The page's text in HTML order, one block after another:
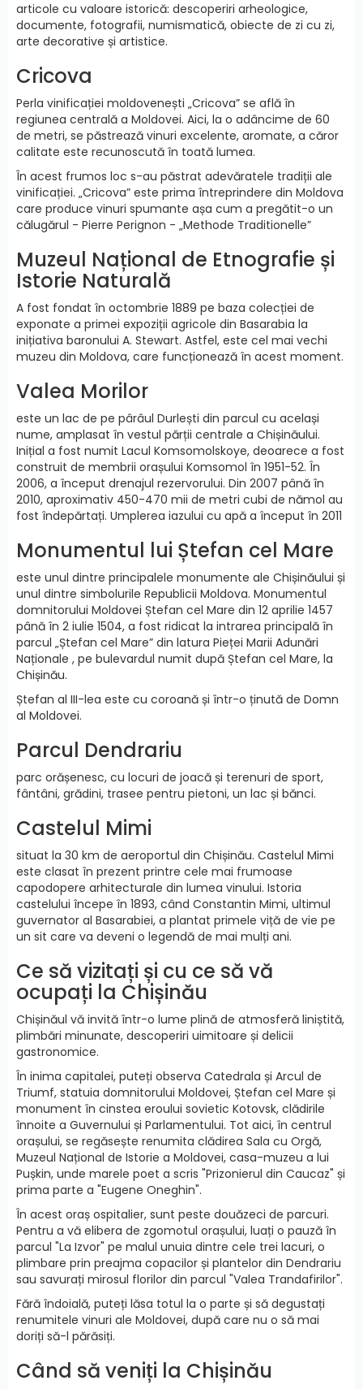
articole cu valoare istorică: descoperiri arheologice,
documente, fotografii, numismatică, obiecte de zi cu zi,
arte decorative și artistice.
Cricova
Perla vinificației moldovenești „Cricova” se află în
regiunea centrală a Moldovei. Aici, la o adâncime de 60
de metri, se păstrează vinuri excelente, aromate, a căror
calitate este recunoscută în toată lumea.
În acest frumos loc s-au păstrat adevăratele tradiții ale
vinificației. „Cricova” este prima întreprindere din Moldova
care produce vinuri spumante așa cum a pregătit-o un
călugărul - Pierre Perignon - „Methode Traditionelle”
Muzeul Național de Etnografie și
Istorie Naturală
A fost fondat în octombrie 1889 pe baza colecției de
exponate a primei expoziții agricole din Basarabia la
inițiativa baronului A. Stewart. Astfel, este cel mai vechi
muzeu din Moldova, care funcționează în acest moment.
Valea Morilor
este un lac de pe pârâul Durlești din parcul cu același
nume, amplasat în vestul părții centrale a Chișinăului.
Inițial a fost numit Lacul Komsomolskoye, deoarece a fost
construit de membrii orașului Komsomol în 1951-52. În
2006, a început drenajul rezervorului. Din 2007 până în
2010, aproximativ 450-470 mii de metri cubi de nămol au
fost îndepărtați. Umplerea iazului cu apă a început în 2011
Monumentul lui Ștefan cel Mare
este unul dintre principalele monumente ale Chișinăului și
unul dintre simbolurile Republicii Moldova. Monumentul
domnitorului Moldovei Ștefan cel Mare din 12 aprilie 1457
până în 2 iulie 1504, a fost ridicat la intrarea principală în
parcul „Ștefan cel Mare” din latura Pieței Marii Adunări
Naționale , pe bulevardul numit după Ștefan cel Mare, la
Chișinău.
Ștefan al III-lea este cu coroană și într-o ținută de Domn
al Moldovei.
Parcul Dendrariu
parc orășenesc, cu locuri de joacă și terenuri de sport,
fântâni, grădini, trasee pentru pietoni, un lac și bănci.
Castelul Mimi
situat la 30 km de aeroportul din Chișinău. Castelul Mimi
este clasat în prezent printre cele mai frumoase
capodopere arhitecturale din lumea vinului. Istoria
castelului începe în 1893, când Constantin Mimi, ultimul
guvernator al Basarabiei, a plantat primele viță de vie pe
un sit care va deveni o legendă de mai mulți ani.
Ce să vizitați și cu ce să vă
ocupați la Chișinău
Chișinăul vă invită într-o lume plină de atmosferă liniștită,
plimbări minunate, descoperiri uimitoare și delicii
gastronomice.
În inima capitalei, puteți observa Catedrala și Arcul de
Triumf, statuia domnitorului Moldovei, Ștefan cel Mare și
monument în cinstea eroului sovietic Kotovsk, clădirile
înnoite a Guvernului și Parlamentului. Tot aici, în centrul
orașului, se regăsește renumita clădirea Sala cu Orgă,
Muzeul Național de Istorie a Moldovei, casa-muzeu a lui
Pușkin, unde marele poet a scris "Prizonierul din Caucaz" și
prima parte a "Eugene Oneghin".
În acest oraș ospitalier, sunt peste douăzeci de parcuri.
Pentru a vă elibera de zgomotul orașului, luați o pauză în
parcul "La Izvor" pe malul unuia dintre cele trei lacuri, o
plimbare prin preajma copacilor și plantelor din Dendrariu
sau savurați mirosul florilor din parcul "Valea Trandafirilor".
Fără îndoială, puteți lăsa totul la o parte și să degustați
renumitele vinuri ale Moldovei, după care nu o să mai
doriți să-l părăsiți.
Când să veniți la Chișinău